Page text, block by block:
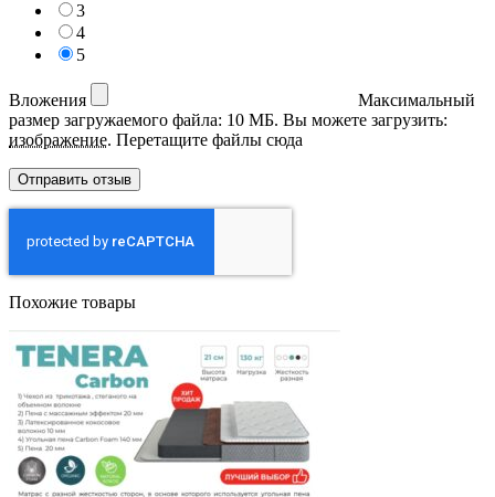
3
4
5
Вложения
Максимальный
размер загружаемого файла: 10 МБ. Вы можете загрузить:
изображение. Перетащите файлы сюда
Похожие товары